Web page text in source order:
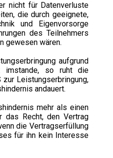
nicht für Datenverluste
die durch geeignete,
und Eigenvorsorge
des Teilnehmers
gewesen wären.
aufgrund
imstande, so ruht die
Leistungserbringung,
andauert.
mehr als einen
das Recht, den Vertrag
die Vertragserfüllung
für ihn kein Interesse